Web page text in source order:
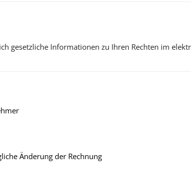
gesetzliche Informationen zu Ihren Rechten im
Änderung der Rechnung